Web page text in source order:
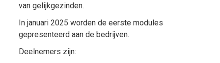
van gelijkgezinden.
In januari 2025 worden de eerste modules
gepresenteerd aan de bedrijven.
Deelnemers zijn: